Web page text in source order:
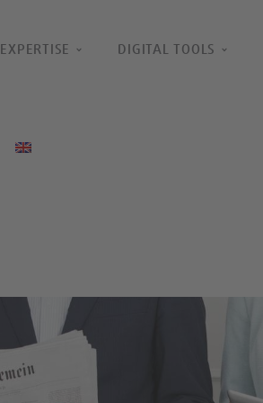
EXPERTISE DIGITAL TOOLS